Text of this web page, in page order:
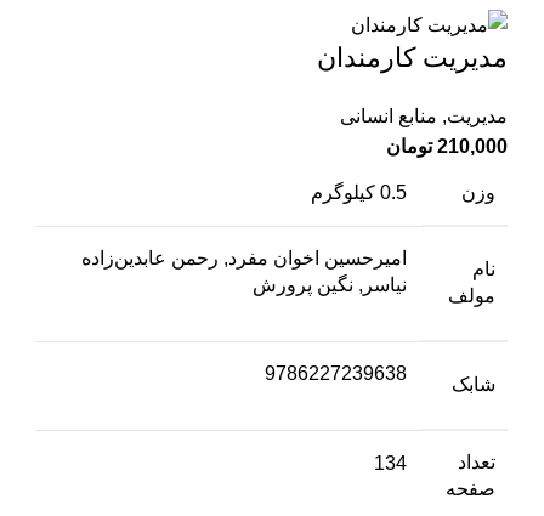
مدیریت کارمندان
مدیریت, منابع انسانی
210,000 تومان
وزن 0.5 کیلوگرم
نام
مولف
امیرحسین اخوان مفرد, رحمن عابدین‌زاده
نیاسر, نگین پرورش
شابک
9786227239638
تعداد
صفحه
134